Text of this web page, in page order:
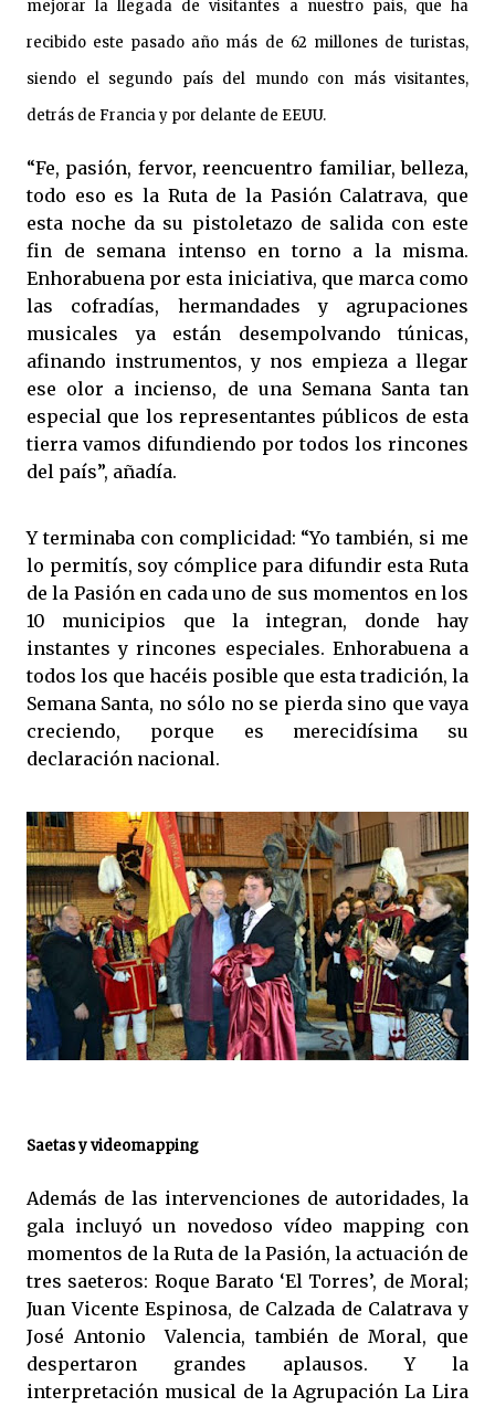
mejorar la llegada de visitantes a nuestro país, que ha
recibido este pasado año más de 62 millones de turistas,
siendo el segundo país del mundo con más visitantes,
detrás de Francia y por delante de EEUU.
“Fe, pasión, fervor, reencuentro familiar, belleza,
todo eso es la Ruta de la Pasión Calatrava, que
esta noche da su pistoletazo de salida con este
fin de semana intenso en torno a la misma.
Enhorabuena por esta iniciativa, que marca como
las cofradías, hermandades y agrupaciones
musicales ya están desempolvando túnicas,
afinando instrumentos, y nos empieza a llegar
ese olor a incienso, de una Semana Santa tan
especial que los representantes públicos de esta
tierra vamos difundiendo por todos los rincones
del país”, añadía.
Y terminaba con complicidad: “Yo también, si me
lo permitís, soy cómplice para difundir esta Ruta
de la Pasión en cada uno de sus momentos en los
10 municipios que la integran, donde hay
instantes y rincones especiales. Enhorabuena a
todos los que hacéis posible que esta tradición, la
Semana Santa, no sólo no se pierda sino que vaya
creciendo, porque es merecidísima su
declaración nacional.
Saetas y videomapping
Además de las intervenciones de autoridades, la
gala incluyó un novedoso vídeo mapping con
momentos de la Ruta de la Pasión, la actuación de
tres saeteros: Roque Barato ‘El Torres’, de Moral;
Juan Vicente Espinosa, de Calzada de Calatrava y
José Antonio Valencia, también de Moral, que
despertaron grandes aplausos. Y la
interpretación musical de la Agrupación La Lira